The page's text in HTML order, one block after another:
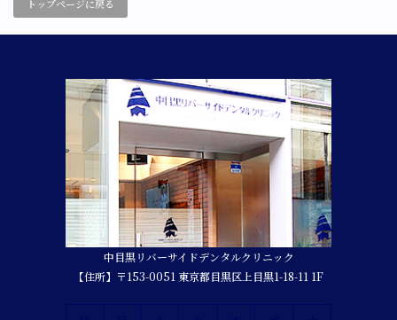
トップページに戻る
中目黒リバーサイドデンタルクリニック
【住所】〒153-0051 東京都目黒区上目黒1-18-11 1F